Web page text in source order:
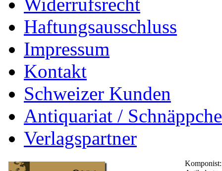
Haftungsausschluss
Impressum
Kontakt
Schweizer Kunden
Antiquariat /
Verlagspartner
Komponist: